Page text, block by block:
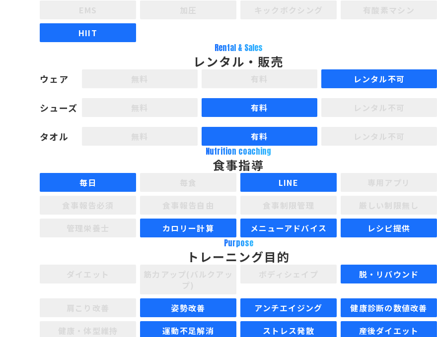
HIIT
Rental & Sales
レンタル・販売
ウェア レンタル不可
シューズ 有料
タオル 有料
Nutrition coaching
食事指導
毎日 LINE
カロリー計算 メニューアドバイス
レシピ提供
Purpose
トレーニング目的
脱・リバウンド
姿勢改善 アンチエイジング
健康診断の数値改善
運動不足解消 ストレス発散
産後ダイエット